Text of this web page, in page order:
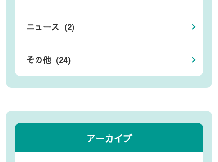
ニュース (2)
その他 (24)
アーカイブ